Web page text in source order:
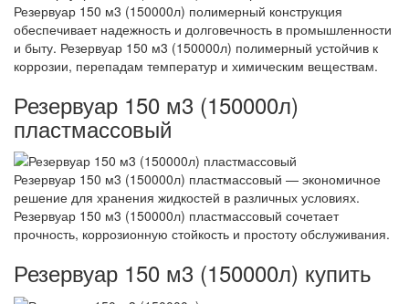
Резервуар 150 м3 (150000л) полимерный конструкция
обеспечивает надежность и долговечность в промышленности
и быту. Резервуар 150 м3 (150000л) полимерный устойчив к
коррозии, перепадам температур и химическим веществам.
Резервуар 150 м3 (150000л)
пластмассовый
Резервуар 150 м3 (150000л) пластмассовый — экономичное
решение для хранения жидкостей в различных условиях.
Резервуар 150 м3 (150000л) пластмассовый сочетает
прочность, коррозионную стойкость и простоту обслуживания.
Резервуар 150 м3 (150000л) купить